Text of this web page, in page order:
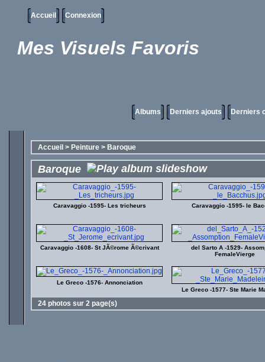
Accueil Connexion
Mes Visuels Favoris
Albums Derniers ajouts Derniers
Accueil > Peinture > Baroque
Baroque
Caravaggio -1595- Les tricheurs Caravaggio -1595- le
Caravaggio -1608- St JÃ©rome Ã©crivant
del Sarto A -1529-
FemaleVierge
Le Greco -1576- Annonciation
Le Greco -1577- Ste Marie
24 photos sur 2 page(s)